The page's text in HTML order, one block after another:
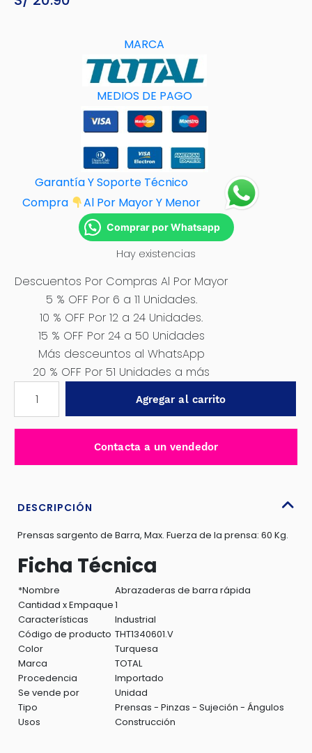
MARCA
MEDIOS DE PAGO
Garantía Y Soporte Técnico
Compra
Al Por Mayor Y Menor
Comprar por Whatsapp
Hay existencias
Descuentos Por Compras Al Por Mayor
5 % OFF Por 6 a 11 Unidades.
10 % OFF Por 12 a 24 Unidades.
15 % OFF Por 24 a 50 Unidades
Más desceuntos al WhatsApp
20 % OFF Por 51 Unidades a más
SARGENTO
RAPIDA
60KG
Agregar al carrito
Contacta a un vendedor
DESCRIPCIÓN
Prensas sargento de Barra, Max. Fuerza de la prensa: 60 Kg.
Ficha Técnica
*Nombre
Abrazaderas de barra rápida
Cantidad x Empaque1
Características
Industrial
Código de producto THT1340601.V
Color
Turquesa
Marca
TOTAL
Procedencia
Importado
Se vende por
Unidad
Tipo
Prensas - Pinzas - Sujeción - Ángulos
Usos
Construcción